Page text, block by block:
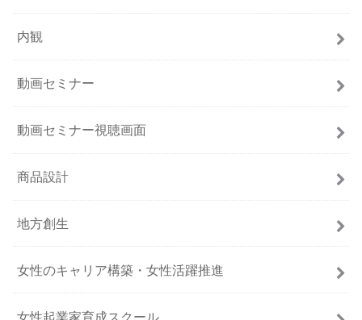
内観
動画セミナー
動画セミナー視聴画面
商品設計
地方創生
女性のキャリア構築・女性活躍推進
女性起業家育成スクール